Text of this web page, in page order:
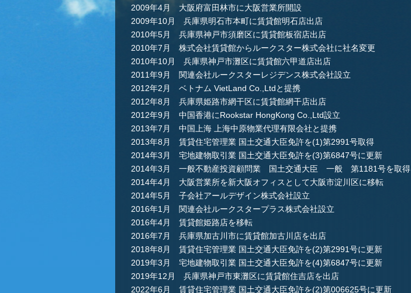
2009年4月 大阪府富田林市に大阪営業所開設
2009年10月 兵庫県明石市本町に賃貸館明石店出店
2010年5月 兵庫県神戸市須磨区に賃貸館板宿店出店
2010年7月 株式会社賃貸館からルークスター株式会社に社名変更
2010年10月 兵庫県神戸市灘区に賃貸館六甲道店出店
2011年9月 関連会社ルークスターレジデンス株式会社設立
2012年2月 ベトナム VietLand Co.,Ltdと提携
2012年8月 兵庫県姫路市網干区に賃貸館網干店出店
2012年9月 中国香港にRookstar HongKong Co.,Ltd設立
2013年7月 中国上海 上海中原物業代理有限会社と提携
2013年8月 賃貸住宅管理業 国土交通大臣免許を(1)第2991号取得
2014年3月 宅地建物取引業 国土交通大臣免許を(3)第6847号に更新
2014年3月 一般不動産投資顧問業 国土交通大臣 一般 第1181号を取得
2014年4月 大阪営業所を新大阪オフィスとして大阪市淀川区に移転
2014年5月 子会社アールデザイン株式会社設立
2016年1月 関連会社ルークスタープラス株式会社設立
2016年4月 賃貸館姫路店を移転
2016年7月 兵庫県加古川市に賃貸館加古川店を出店
2018年8月 賃貸住宅管理業 国土交通大臣免許を(2)第2991号に更新
2019年3月 宅地建物取引業 国土交通大臣免許を(4)第6847号に更新
2019年12月 兵庫県神戸市東灘区に賃貸館住吉店を出店
2022年6月 賃貸住宅管理業 国土交通大臣免許を(2)第006625号に更新